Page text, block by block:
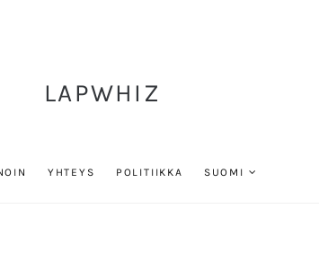
LAPWHIZ
YHTEYS POLITIIKKA SUOMI